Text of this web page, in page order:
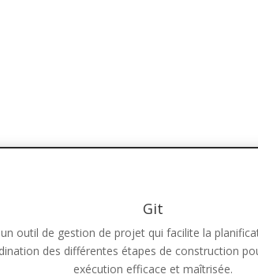
Git
outil de gestion de projet qui facilite la
des différentes étapes de construction
exécution efficace et maîtrisée.